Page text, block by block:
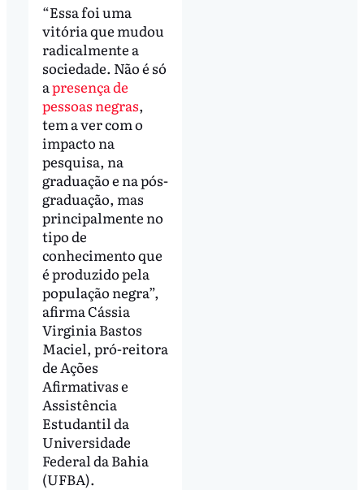
“Essa foi uma
vitória que mudou
radicalmente a
sociedade. Não é só
apresença de
pessoas negras,
tem a ver com o
impacto na
pesquisa, na
graduação e na pós-
graduação, mas
principalmente no
tipo de
conhecimento que
é produzido pela
população negra”,
afirma Cássia
Virginia Bastos
Maciel, pró-reitora
de Ações
Afirmativas e
Assistência
Estudantil da
Universidade
Federal da Bahia
(UFBA).